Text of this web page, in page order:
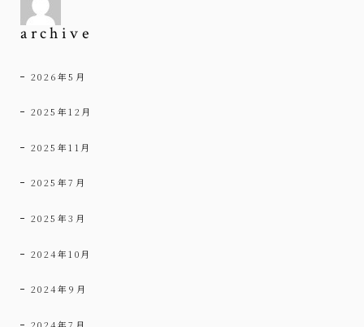
archive
2026年5月
2025年12月
2025年11月
2025年7月
2025年3月
2024年10月
2024年9月
2024年7月